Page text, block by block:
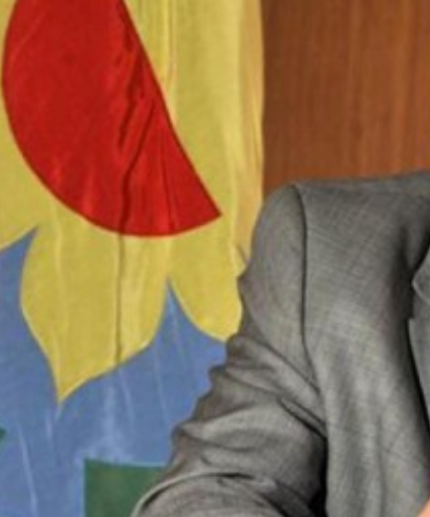
Dirección de
Número de